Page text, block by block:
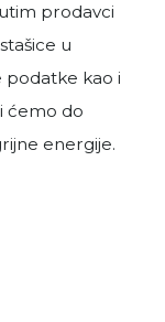
prodavci
u
podatke kao i
ćemo do
energije.